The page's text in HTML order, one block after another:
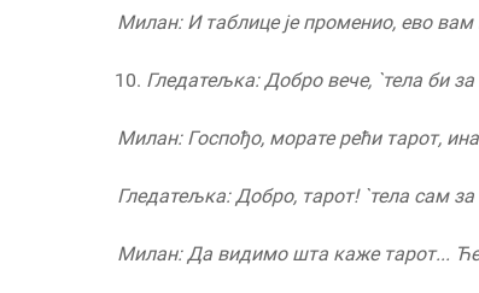
Милан: И таблице је променио, ево вам
Гледатељка: Добро вече, `тела би за
Милан: Госпођо, морате рећи тарот,
Гледатељка: Добро, тарот! `тела сам
Милан: Да видимо шта каже тарот...